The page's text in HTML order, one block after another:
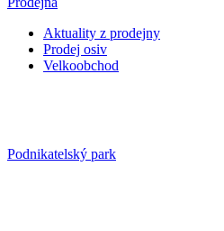
Aktuality z prodejny
Prodej osiv
Velkoobchod
Podnikatelský park